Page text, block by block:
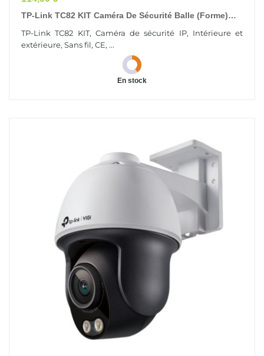
TP-Link TC82 KIT Caméra De Sécurité Balle (forme)
TP-Link TC82 KIT, Caméra de sécurité IP, Intérieure et
extérieure, Sans fil, CE, ...
En stock